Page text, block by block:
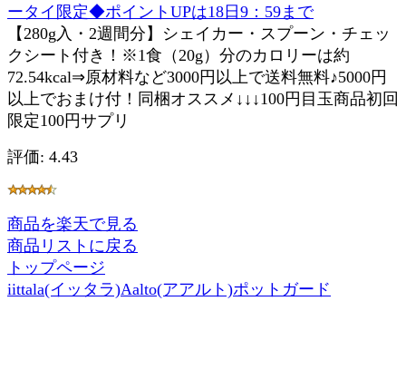
ータイ限定◆ポイントUPは18日9：59まで
【280g入・2週間分】シェイカー・スプーン・チェッ
クシート付き！※1食（20g）分のカロリーは約
72.54kcal⇒原材料など3000円以上で送料無料♪5000円
以上でおまけ付！同梱オススメ↓↓↓100円目玉商品初回
限定100円サプリ
評価: 4.43
商品を楽天で見る
商品リストに戻る
トップページ
iittala(イッタラ)Aalto(アアルト)ポットガード